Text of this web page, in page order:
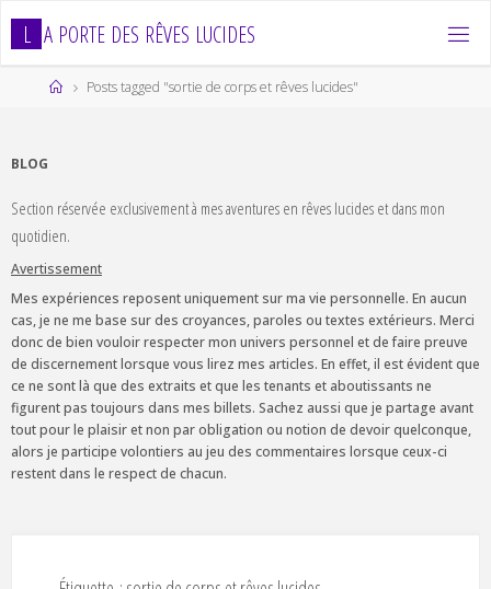
L A PORTE DES RÊVES LUCIDES
HomePosts tagged "sortie de corps et rêves lucides"
BLOG
Section réservée exclusivement à mes aventures en rêves lucides et dans mon
quotidien.
Avertissement
Mes expériences reposent uniquement sur ma vie personnelle. En aucun
cas, je ne me base sur des croyances, paroles ou textes extérieurs. Merci
donc de bien vouloir respecter mon univers personnel et de faire preuve
de discernement lorsque vous lirez mes articles. En effet, il est évident que
ce ne sont là que des extraits et que les tenants et aboutissants ne
figurent pas toujours dans mes billets. Sachez aussi que je partage avant
tout pour le plaisir et non par obligation ou notion de devoir quelconque,
alors je participe volontiers au jeu des commentaires lorsque ceux-ci
restent dans le respect de chacun.